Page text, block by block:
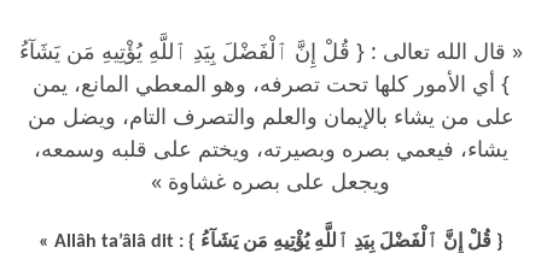
« قال الله تعالى : { قُلْ إِنَّ ٱلْفَضْلَ بِيَدِ ٱللَّهِ يُؤْتِيهِ مَن يَشَآءُ
} أي الأمور كلها تحت تصرفه، وهو المعطي المانع، يمن
على من يشاء بالإيمان والعلم والتصرف التام، ويضل من
يشاء، فيعمي بصره وبصيرته، ويختم على قلبه وسمعه،
ويجعل على بصره غشاوة »
« Allâh ta’âlâ dit : { قُلْ إِنَّ ٱلْفَضْلَ بِيَدِ ٱللَّهِ يُؤْتِيهِ مَن يَشَآءُ }